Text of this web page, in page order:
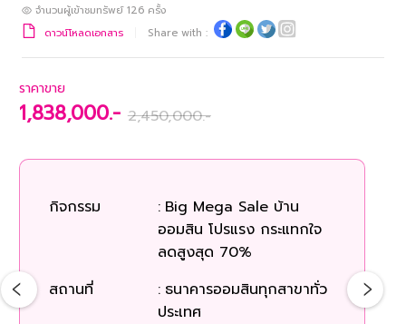
จำนวนผู้เข้าชมทรัพย์ 126 ครั้ง
ดาวน์โหลดเอกสาร
Share with :
ราคาขาย
1,838,000.- 2,450,000.-
กิจกรรม : Big Mega Sale บ้าน
ออมสิน โปรแรง กระแทกใจ
ลดสูงสุด 70%
สถานที่
: ธนาคารออมสินทุกสาขาทั่ว
ประเทศ